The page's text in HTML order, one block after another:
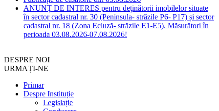
ANUNȚ DE INTERES pentru deținătorii imobilelor situate
în sector cadastral nr. 30 (Peninsula- străzile P6- P17) și sector
cadastral nr. 18 (Zona Ecluză- străzile E1-E5). Măsurători în
perioada 03.08.2026-07.08.2026!
DESPRE NOI
URMAȚI-NE
Primar
Despre Instituție
Legislație